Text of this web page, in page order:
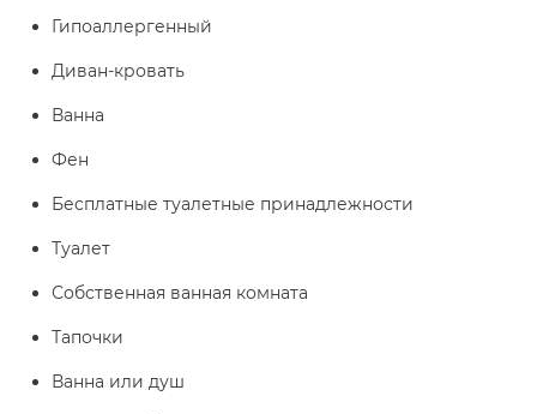
Гипоаллергенный
Диван-кровать
Ванна
Фен
Бесплатные туалетные принадлежности
Туалет
Собственная ванная комната
Тапочки
Ванна или душ